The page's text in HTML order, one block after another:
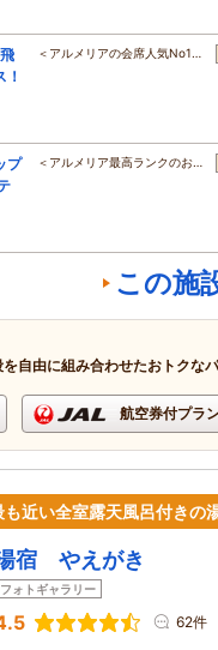
＜アルメリアの会席人気No1…
プ
＜アルメリア最高ランクのお…
この施
自由に組み合わせたおトクな
航空券付プラ
近い全室露天風呂付きの
宿 やえがき
フォトギャラリー
62件